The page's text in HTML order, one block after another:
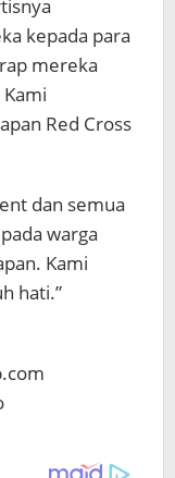
kepada para
mereka
Red Cross
dan semua
warga
Kami
hati.”